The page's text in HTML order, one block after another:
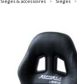
Sièges & accessoires Sièges